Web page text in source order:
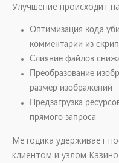
Улучшение происходит
Оптимизация кода
комментарии из
Слияние файлов
Преобразование
размер изображений
Предзагрузка
прямого запроса
Методика удерживает
клиентом и узлом